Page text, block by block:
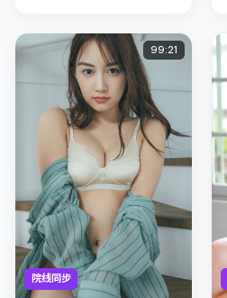
院线同步
99:21